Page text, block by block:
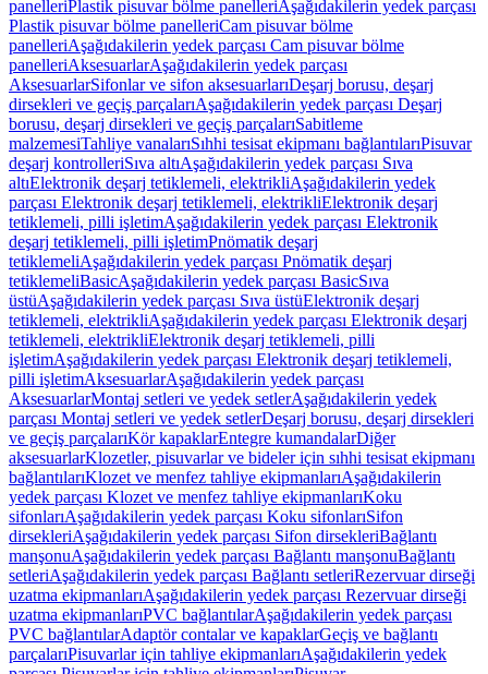
panelleriPlastik pisuvar bölme panelleriAşağıdakilerin yedek parçası
Plastik pisuvar bölme panelleriCam pisuvar bölme
panelleriAşağıdakilerin yedek parçası Cam pisuvar bölme
panelleriAksesuarlarAşağıdakilerin yedek parçası
AksesuarlarSifonlar ve sifon aksesuarlarıDeşarj borusu, deşarj
dirsekleri ve geçiş parçalarıAşağıdakilerin yedek parçası Deşarj
borusu, deşarj dirsekleri ve geçiş parçalarıSabitleme
malzemesiTahliye vanalarıSıhhi tesisat ekipmanı bağlantılarıPisuvar
deşarj kontrolleriSıva altıAşağıdakilerin yedek parçası Sıva
altıElektronik deşarj tetiklemeli, elektrikliAşağıdakilerin yedek
parçası Elektronik deşarj tetiklemeli, elektrikliElektronik deşarj
tetiklemeli, pilli işletimAşağıdakilerin yedek parçası Elektronik
deşarj tetiklemeli, pilli işletimPnömatik deşarj
tetiklemeliAşağıdakilerin yedek parçası Pnömatik deşarj
tetiklemeliBasicAşağıdakilerin yedek parçası BasicSıva
üstüAşağıdakilerin yedek parçası Sıva üstüElektronik deşarj
tetiklemeli, elektrikliAşağıdakilerin yedek parçası Elektronik deşarj
tetiklemeli, elektrikliElektronik deşarj tetiklemeli, pilli
işletimAşağıdakilerin yedek parçası Elektronik deşarj tetiklemeli,
pilli işletimAksesuarlarAşağıdakilerin yedek parçası
AksesuarlarMontaj setleri ve yedek setlerAşağıdakilerin yedek
parçası Montaj setleri ve yedek setlerDeşarj borusu, deşarj dirsekleri
ve geçiş parçalarıKör kapaklarEntegre kumandalarDiğer
aksesuarlarKlozetler, pisuvarlar ve bideler için sıhhi tesisat ekipmanı
bağlantılarıKlozet ve menfez tahliye ekipmanlarıAşağıdakilerin
yedek parçası Klozet ve menfez tahliye ekipmanlarıKoku
sifonlarıAşağıdakilerin yedek parçası Koku sifonlarıSifon
dirsekleriAşağıdakilerin yedek parçası Sifon dirsekleriBağlantı
manşonuAşağıdakilerin yedek parçası Bağlantı manşonuBağlantı
setleriAşağıdakilerin yedek parçası Bağlantı setleriRezervuar dirseği
uzatma ekipmanlarıAşağıdakilerin yedek parçası Rezervuar dirseği
uzatma ekipmanlarıPVC bağlantılarAşağıdakilerin yedek parçası
PVC bağlantılarAdaptör contalar ve kapaklarGeçiş ve bağlantı
parçalarıPisuvarlar için tahliye ekipmanlarıAşağıdakilerin yedek